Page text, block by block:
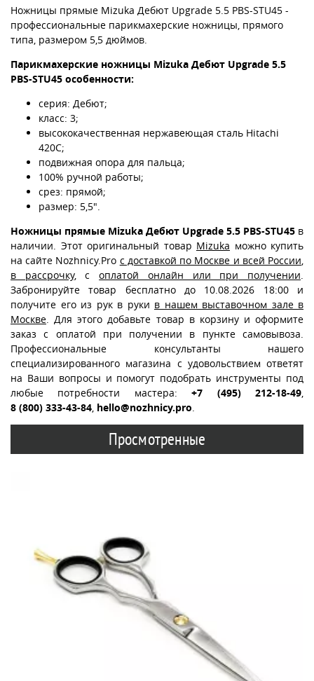
Ножницы прямые Mizuka Дебют Upgrade 5.5 PBS-STU45 -
профессиональные парикмахерские ножницы, прямого
типа, размером 5,5 дюймов.
Парикмахерские ножницы Mizuka Дебют Upgrade 5.5
PBS-STU45 особенности:
серия: Дебют;
класс: 3;
высококачественная нержавеющая сталь Hitachi
420С;
подвижная опора для пальца;
100% ручной работы;
срез: прямой;
размер: 5,5".
Ножницы прямые Mizuka Дебют Upgrade 5.5 PBS-STU45 в
наличии. Этот оригинальный товар Mizuka можно купить
на сайте Nozhnicy.Pro с доставкой по Москве и всей России
в рассрочку, соплатой онлайн или при получении
Забронируйте товар бесплатно до 10.08.2026 18:00 и
получите его из рук в руки в нашем выставочном зале в
Москве . Для этого добавьте товар в корзину и оформите
заказ с оплатой при получении в пункте самовывоза.
Профессиональные консультанты нашего
специализированного магазина с удовольствием ответят
на Ваши вопросы и помогут подобрать инструменты под
любые потребности мастера:+7 (495) 212-18-49
8 (800) 333-43-84 hello@nozhnicy.pro
Просмотренные